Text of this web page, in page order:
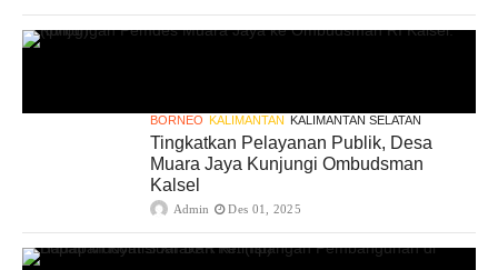
BORNEO KALIMANTAN KALIMANTAN SELATAN
Tingkatkan Pelayanan Publik, Desa
Muara Jaya Kunjungi Ombudsman
Kalsel
Admin Des 01, 2025